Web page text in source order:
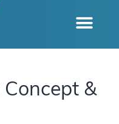
Concept &